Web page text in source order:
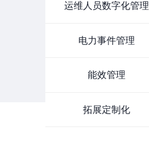
运维人员数字化管理
电力事件管理
能效管理
拓展定制化